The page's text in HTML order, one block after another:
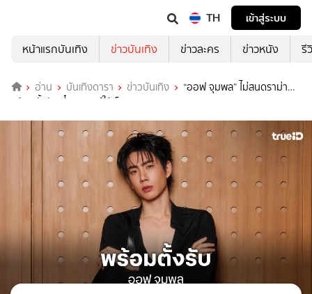
TH
เข้าสู่ระบบ
หน้าแรกบันเทิง
ข่าวบันเทิง ข่าวละคร ข่าวหนัง รี
อ่าน บันเทิงดารา ข่าวบันเทิง
“ออฟ จุมพล” ไม่สนดราม่า
พร้อมตั้งรับเดี๋ยวพิสูจน์ให้เห็น